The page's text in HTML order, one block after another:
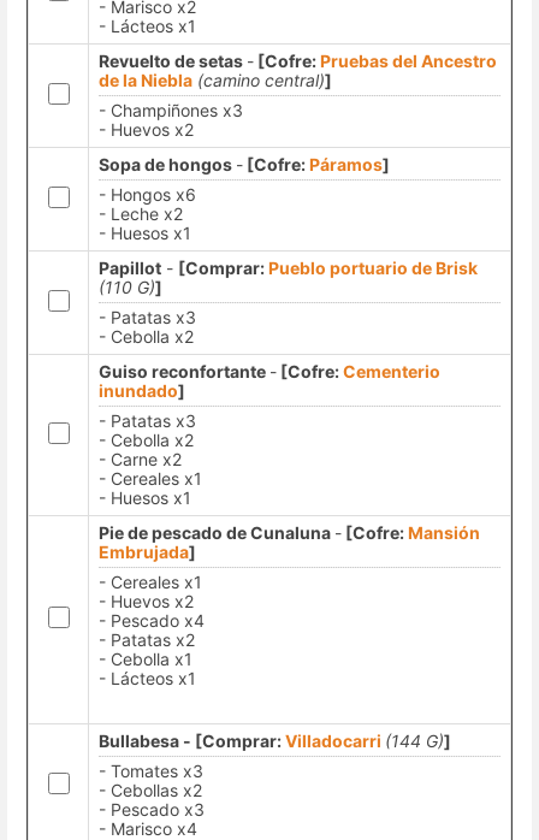
- Marisco x2
- Lácteos x1
Revuelto de setas - [Cofre:Pruebas del Ancestro
de la Niebla (camino central)]
- Champiñones x3
- Huevos x2
Sopa de hongos - [Cofre:Páramos]
- Hongos x6
- Leche x2
- Huesos x1
Papillot - [Comprar:Pueblo portuario de Brisk
(110 G)]
- Patatas x3
- Cebolla x2
Guiso reconfortante - [Cofre:Cementerio
inundado]
- Patatas x3
- Cebolla x2
- Carne x2
- Cereales x1
- Huesos x1
Pie de pescado de Cunaluna - [Cofre:Mansión
Embrujada]
- Cereales x1
- Huevos x2
- Pescado x4
- Patatas x2
- Cebolla x1
- Lácteos x1
Bullabesa - [Comprar:Villadocarri (144 G)]
- Tomates x3
- Cebollas x2
- Pescado x3
- Marisco x4